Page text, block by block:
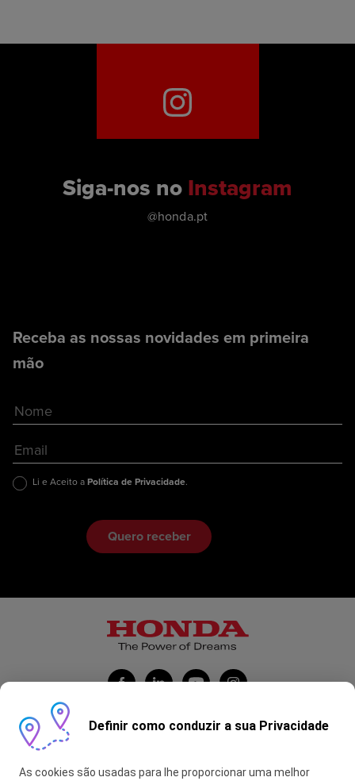
Siga-nos no Instagram
@honda.pt
Receba as nossas novidades em primeira
mão
Li e Aceito a Política de Privacidade.
Honda Portugal Automóveis
Definir como conduzir a sua Privacidade
As cookies são usadas para lhe proporcionar uma melhor